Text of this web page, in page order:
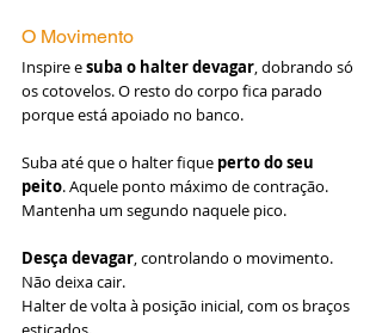
O Movimento
Inspire e suba o halter devagar, dobrando só
os cotovelos. O resto do corpo fica parado
porque está apoiado no banco.
Suba até que o halter fique perto do seu
peito. Aquele ponto máximo de contração.
Mantenha um segundo naquele pico.
Desça devagar, controlando o movimento.
Não deixa cair.
Halter de volta à posição inicial, com os braços